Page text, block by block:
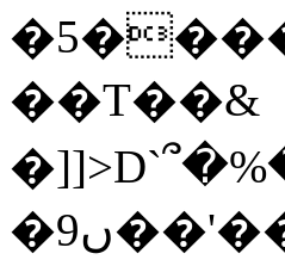
��T��&
�9ں��'��d�)���(�[����%��u��ȁ�2'=�Yn�!